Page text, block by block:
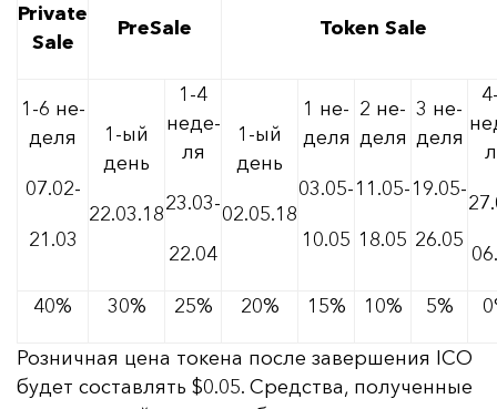
Private
Sale
PreSale Token Sale
1-6 не­
де­ля
07.02-
21.03
1-ый
день
22.03.18
1-4
не­де­
ля
23.03-
22.04
1-ый
день
02.05.18
1 не­
де­ля
03.05-
10.05
2 не­
де­ля
11.05-
18.05
3 не­
де­ля
19.05-
26.05
40% 30% 25% 20% 15% 10% 5%
Роз­нич­ная це­на то­ке­на пос­ле за­вер­ше­ния ICO
бу­дет сос­тав­лять $0.05. Средс­тва, по­лу­чен­ные